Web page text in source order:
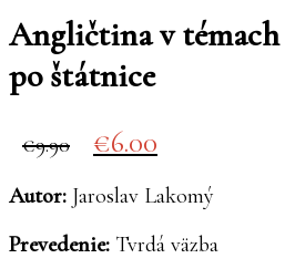
Angličtina v
po štátnice
9.90
Original
price
was:
€9.90.
6.00
price
is:
€6.00.
Autor: Jaroslav Lakomý
Prevedenie: Tvrdá väzba